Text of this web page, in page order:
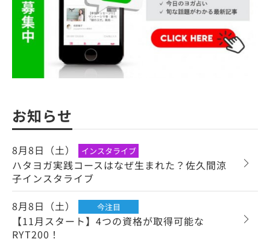
お知らせ
8月8日（土） インスタライブ
ハタヨガ実践コースはなぜ生まれた？佐久間涼
子インスタライブ
8月8日（土）
今注目
【11月スタート】4つの資格が取得可能な
RYT200！